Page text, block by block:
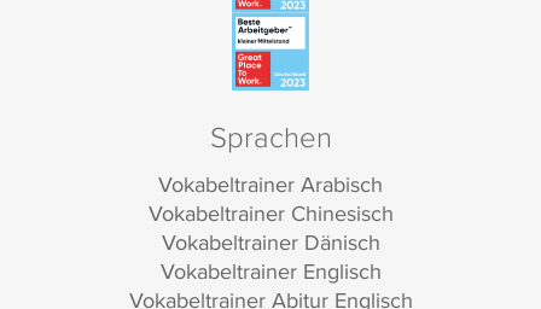
Sprachen
Vokabeltrainer Arabisch
Vokabeltrainer Chinesisch
Vokabeltrainer Dänisch
Vokabeltrainer Englisch
Vokabeltrainer Abitur Englisch